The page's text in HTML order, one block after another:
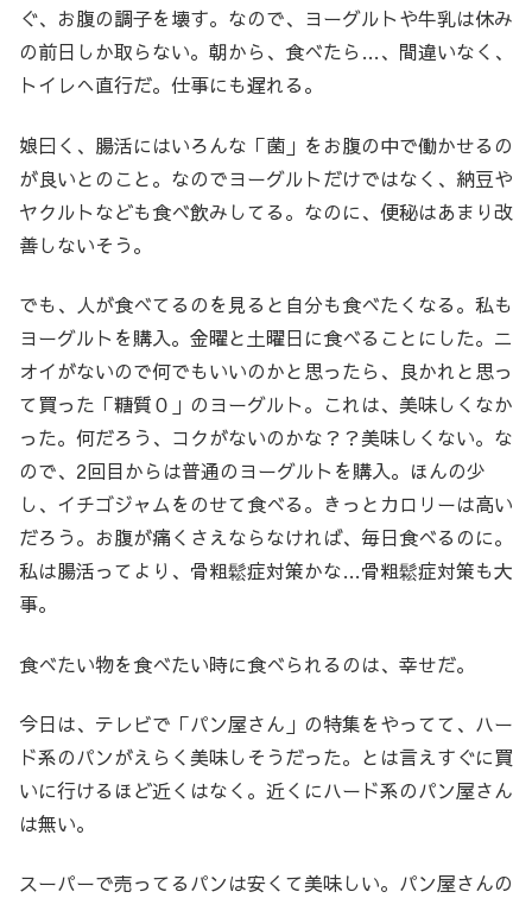
ぐ、お腹の調子を壊す。なので、ヨーグルトや牛乳は休み
の前日しか取らない。朝から、食べたら…、間違いなく、
トイレへ直行だ。仕事にも遅れる。
娘曰く、腸活にはいろんな「菌」をお腹の中で働かせるの
が良いとのこと。なのでヨーグルトだけではなく、納豆や
ヤクルトなども食べ飲みしてる。なのに、便秘はあまり改
善しないそう。
でも、人が食べてるのを見ると自分も食べたくなる。私も
ヨーグルトを購入。金曜と土曜日に食べることにした。ニ
オイがないので何でもいいのかと思ったら、良かれと思っ
て買った「糖質０」のヨーグルト。これは、美味しくなか
った。何だろう、コクがないのかな？？美味しくない。な
ので、2回目からは普通のヨーグルトを購入。ほんの少
し、イチゴジャムをのせて食べる。きっとカロリーは高い
だろう。お腹が痛くさえならなければ、毎日食べるのに。
私は腸活ってより、骨粗鬆症対策かな…骨粗鬆症対策も大
事。
食べたい物を食べたい時に食べられるのは、幸せだ。
今日は、テレビで「パン屋さん」の特集をやってて、ハー
ド系のパンがえらく美味しそうだった。とは言えすぐに買
いに行けるほど近くはなく。近くにハード系のパン屋さん
は無い。
スーパーで売ってるパンは安くて美味しい。パン屋さんの